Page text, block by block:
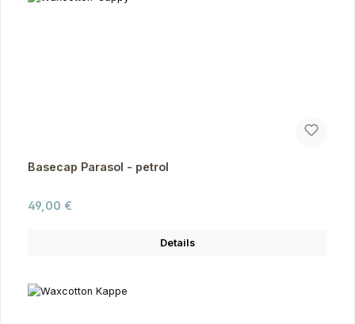
Basecap Parasol - petrol
Regulärer Preis:
49,00 €
Details